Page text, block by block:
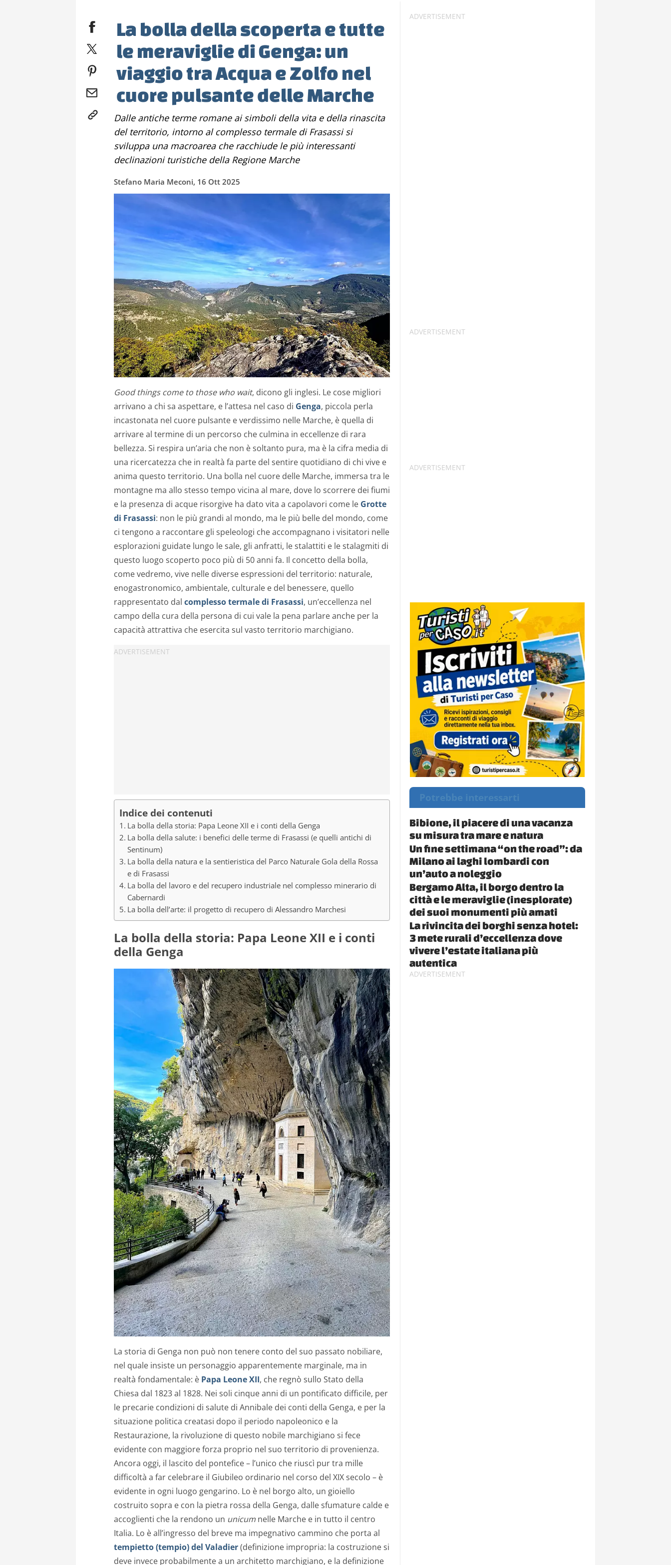
La bolla della scoperta e tutte
le meraviglie di Genga: un
viaggio tra Acqua e Zolfo nel
cuore pulsante delle Marche
Dalle antiche terme romane ai simboli della vita e della rinascita
del territorio, intorno al complesso termale di Frasassi si
sviluppa una macroarea che racchiude le più interessanti
declinazioni turistiche della Regione Marche
Stefano Maria Meconi, 16 Ott 2025
Good things come to those who wait, dicono gli inglesi. Le cose migliori
arrivano a chi sa aspettare, e l’attesa nel caso di Genga, piccola perla
incastonata nel cuore pulsante e verdissimo nelle Marche, è quella di
arrivare al termine di un percorso che culmina in eccellenze di rara
bellezza. Si respira un’aria che non è soltanto pura, ma è la cifra media di
una ricercatezza che in realtà fa parte del sentire quotidiano di chi vive e
anima questo territorio. Una bolla nel cuore delle Marche, immersa tra le
montagne ma allo stesso tempo vicina al mare, dove lo scorrere dei fiumi
e la presenza di acque risorgive ha dato vita a capolavori come le Grotte
di Frasassi: non le più grandi al mondo, ma le più belle del mondo, come
ci tengono a raccontare gli speleologi che accompagnano i visitatori nelle
esplorazioni guidate lungo le sale, gli anfratti, le stalattiti e le stalagmiti di
questo luogo scoperto poco più di 50 anni fa. Il concetto della bolla,
come vedremo, vive nelle diverse espressioni del territorio: naturale,
enogastronomico, ambientale, culturale e del benessere, quello
rappresentato dal complesso termale di Frasassi, un’eccellenza nel
campo della cura della persona di cui vale la pena parlare anche per la
capacità attrattiva che esercita sul vasto territorio marchigiano.
Indice dei contenuti
La bolla della storia: Papa Leone XII e i conti della Genga
La bolla della salute: i benefici delle terme di Frasassi (e quelli antichi di
Sentinum)
La bolla della natura e la sentieristica del Parco Naturale Gola della Rossa
e di Frasassi
La bolla del lavoro e del recupero industriale nel complesso minerario di
Cabernardi
La bolla dell’arte: il progetto di recupero di Alessandro Marchesi
La bolla della storia: Papa Leone XII e i conti
della Genga
La storia di Genga non può non tenere conto del suo passato nobiliare,
nel quale insiste un personaggio apparentemente marginale, ma in
realtà fondamentale: è Papa Leone XII, che regnò sullo Stato della
Chiesa dal 1823 al 1828. Nei soli cinque anni di un pontificato difficile, per
le precarie condizioni di salute di Annibale dei conti della Genga, e per la
situazione politica creatasi dopo il periodo napoleonico e la
Restaurazione, la rivoluzione di questo nobile marchigiano si fece
evidente con maggiore forza proprio nel suo territorio di provenienza.
Ancora oggi, il lascito del pontefice – l’unico che riuscì pur tra mille
difficoltà a far celebrare il Giubileo ordinario nel corso del XIX secolo – è
evidente in ogni luogo gengarino. Lo è nel borgo alto, un gioiello
costruito sopra e con la pietra rossa della Genga, dalle sfumature calde e
accoglienti che la rendono un unicum nelle Marche e in tutto il centro
Italia. Lo è all’ingresso del breve ma impegnativo cammino che porta al
tempietto (tempio) del Valadier(definizione impropria: la costruzione si
deve invece probabilmente a un architetto marchigiano, e la definizione
Potrebbe interessarti
Bibione, il piacere di una vacanza
su misura tra mare e natura
Un fine settimana “on the road”: da
Milano ai laghi lombardi con
un’auto a noleggio
Bergamo Alta, il borgo dentro la
città e le meraviglie (inesplorate)
dei suoi monumenti più amati
La rivincita dei borghi senza hotel:
3 mete rurali d’eccellenza dove
vivere l’estate italiana più
autentica